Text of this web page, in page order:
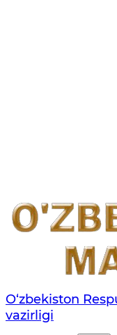
O‘zbekiston
vazirligi